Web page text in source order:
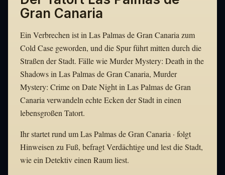
Gran Canaria
Ein Verbrechen ist in Las Palmas de Gran Canaria zum
Cold Case geworden, und die Spur führt mitten durch die
Straßen der Stadt. Fälle wie Murder Mystery: Death in the
Shadows in Las Palmas de Gran Canaria, Murder
Mystery: Crime on Date Night in Las Palmas de Gran
Canaria verwandeln echte Ecken der Stadt in einen
lebensgroßen Tatort.
Ihr startet rund um Las Palmas de Gran Canaria · folgt
Hinweisen zu Fuß, befragt Verdächtige und lest die Stadt,
wie ein Detektiv einen Raum liest.